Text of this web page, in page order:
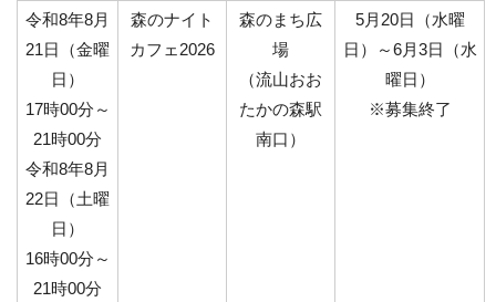
令和8年8月
21日（金曜
日）
17時00分～
21時00分
令和8年8月
22日（土曜
日）
16時00分～
21時00分
森のナイト
カフェ2026
森のまち広
場
（流山おお
たかの森駅
南口）
5月20日（水曜
日）～6月3日（水
曜日）
※募集終了